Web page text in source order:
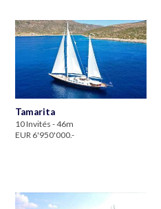
Tamarita
10 Invités - 46m
EUR 6'950'000.-